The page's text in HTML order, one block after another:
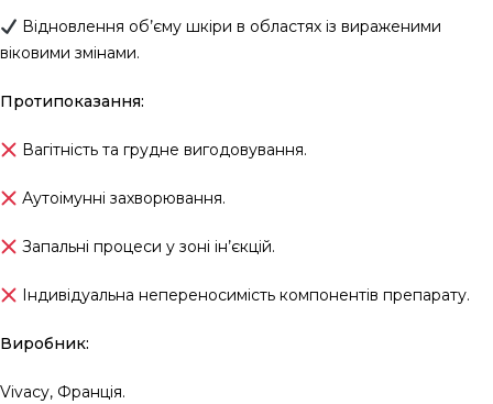
Відновлення об’єму шкіри в областях із вираженими
віковими змінами.
Протипоказання:
Вагітність та грудне вигодовування.
Аутоімунні захворювання.
Запальні процеси у зоні ін’єкцій.
Індивідуальна непереносимість компонентів препарату.
Виробник:
Vivacy, Франція.